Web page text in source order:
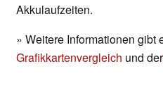
Akkulaufzeiten.
» Weitere Informationen gibt
Grafikkartenvergleich und der